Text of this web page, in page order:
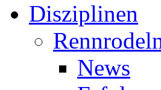
Disziplinen
News